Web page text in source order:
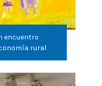
encuentro
rural